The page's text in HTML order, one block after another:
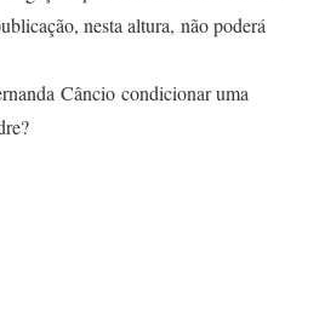
nesta altura, não poderá
Câncio condicionar uma